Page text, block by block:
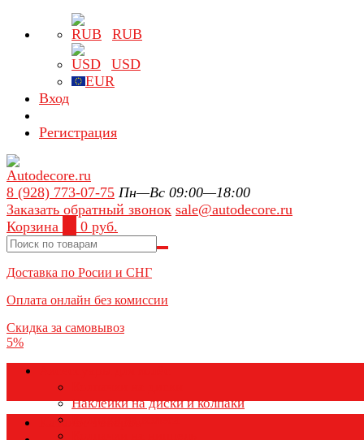
RUB
USD
EUR
Вход
Регистрация
8 (928) 773-07-75 Пн—Вс 09:00—18:00
Заказать обратный звонок sale@autodecore.ru
Корзина
0 руб.
Доставка по Росии и СНГ
Оплата онлайн без комиссии
Скидка за самовывоз
5%
Наклейки на диски и колпаки
Колпаки на колеса
Каталог товаров